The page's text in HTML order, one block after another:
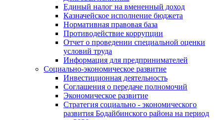
Единый налог на вмененный доход
Казначейское исполнение бюджета
Нормативная правовая база
Противодействие коррупции
Отчет о проведении специальной оценки
условий труда
Информация для предпринимателей
Социально-экономическое развитие
Инвестиционная деятельность
Соглашения о передаче полномочий
Экономическое развитие
Стратегия социально - экономического
развития Бодайбинского района на период